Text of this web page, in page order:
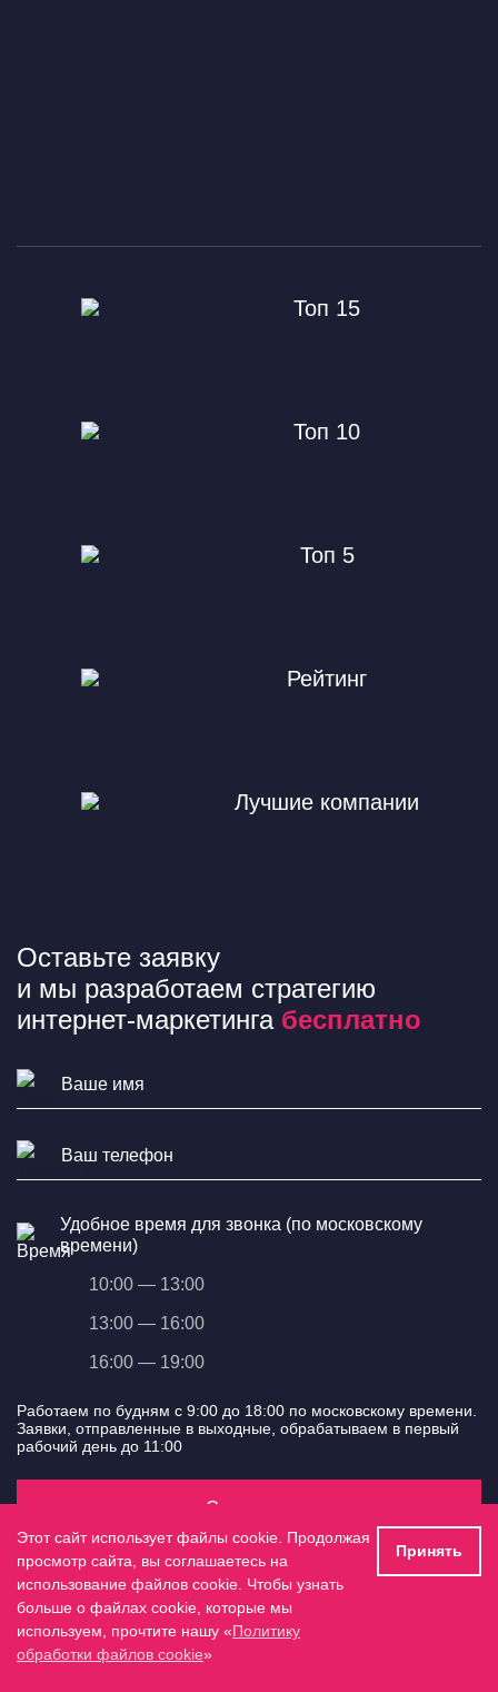
Топ 15
Топ 10
Топ 5
Рейтинг
Лучшие компании
Оставьте заявку
и мы разработаем стратегию
интернет-маркетинга бесплатно
Удобное время для звонка (по московскому
времени)
10:00 — 13:00
13:00 — 16:00
16:00 — 19:00
Работаем по будням с 9:00 до 18:00 по московскому времени.
Заявки, отправленные в выходные, обрабатываем в первый
рабочий день до 11:00
Отправить
Даю согласие наобработку персональных данныхв
соответствии сПолитикой конфиденциальности
Этот сайт использует файлы cookie. Продолжая
просмотр сайта, вы соглашаетесь на
использование файлов cookie. Чтобы узнать
больше о файлах cookie, которые мы
используем, прочтите нашу «Политику
обработки файлов cookie»
Принять